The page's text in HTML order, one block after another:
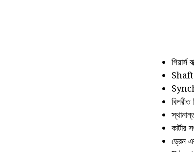
গিয়ার্স
কার্টার
ড্রেন